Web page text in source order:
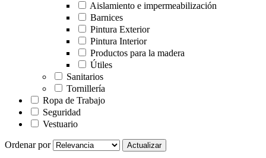
Aislamiento e impermeabilización
Barnices
Pintura Exterior
Pintura Interior
Productos para la madera
Útiles
Sanitarios
Tornillería
Ropa de Trabajo
Seguridad
Vestuario
Ordenar por